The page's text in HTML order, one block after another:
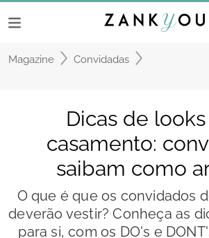
Magazine Convidadas
Dicas de
casamento:
saibam como
O que é que os convidados
deverão vestir? Conheça as
para si, com os DO's e